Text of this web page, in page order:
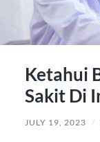
Ketahui
Sakit Di
JULY 19, 2023 /